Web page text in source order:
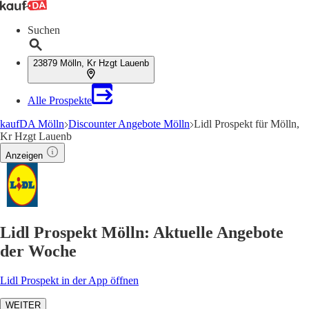
Suchen
23879 Mölln, Kr Hzgt Lauenb
Alle Prospekte
kaufDA Mölln Discounter Angebote Mölln Lidl Prospekt für Mölln,
Kr Hzgt Lauenb
Anzeigen
Lidl Prospekt Mölln: Aktuelle Angebote
der Woche
Lidl Prospekt in der App öffnen
WEITER